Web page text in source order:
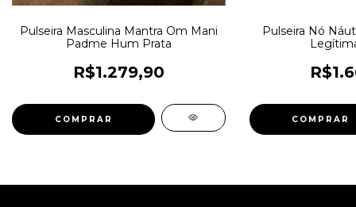
Pulseira Masculina Mantra Om Mani
Padme Hum Prata
R$1.279,90
COMPRAR
Pulseira Nó